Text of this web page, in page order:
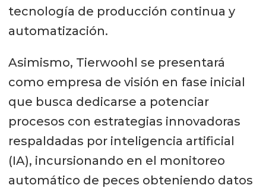
tecnología de producción continua y
automatización.
Asimismo, Tierwoohl se presentará
como empresa de visión en fase inicial
que busca dedicarse a potenciar
procesos con estrategias innovadoras
respaldadas por inteligencia artificial
(IA), incursionando en el monitoreo
automático de peces obteniendo datos